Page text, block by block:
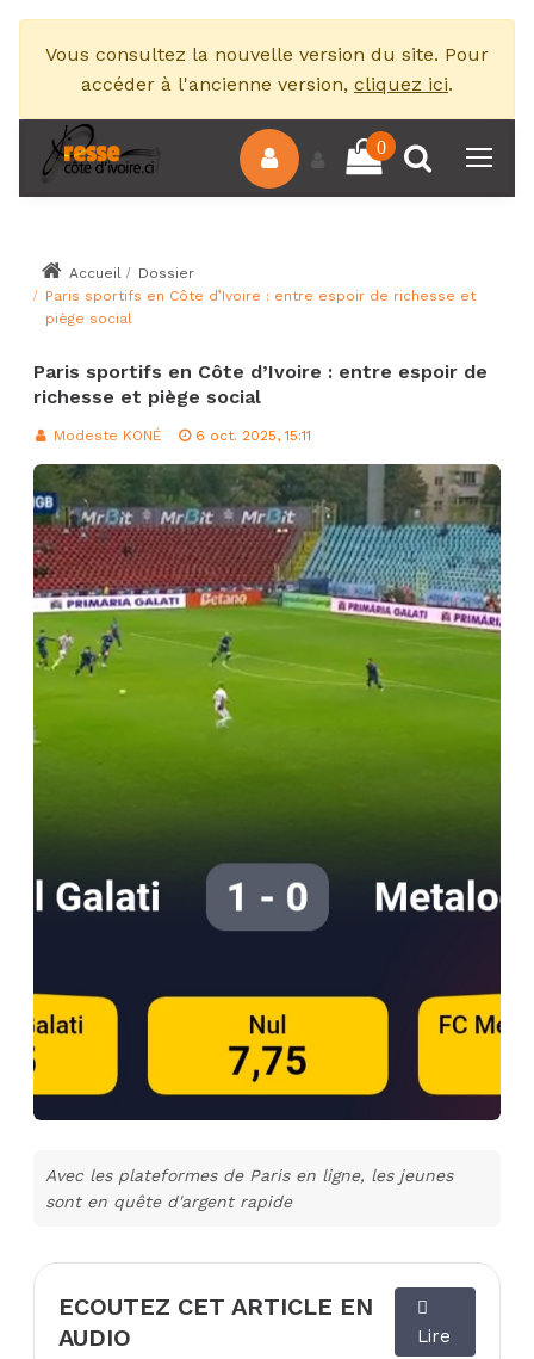
Vous consultez la nouvelle version du site. Pour
accéder à l'ancienne version, cliquez ici.
0
Accueil
Dossier
Paris sportifs en Côte d’Ivoire : entre espoir de richesse et
piège social
Paris sportifs en Côte d’Ivoire : entre espoir de
richesse et piège social
Modeste KONÉ 6 oct. 2025, 15:11
Avec les plateformes de Paris en ligne, les jeunes
sont en quête d'argent rapide
ECOUTEZ CET ARTICLE EN
AUDIO
Lire